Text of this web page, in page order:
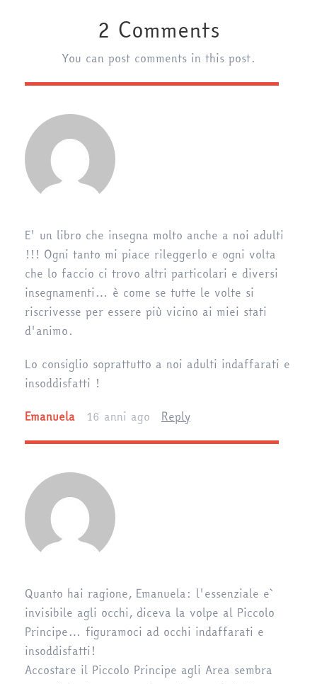
2 Comments
You can post comments in this post.
E' un libro che insegna molto anche a noi adulti
!!! Ogni tanto mi piace rileggerlo e ogni volta
che lo faccio ci trovo altri particolari e diversi
insegnamenti… è come se tutte le volte si
riscrivesse per essere più vicino ai miei stati
d'animo.
Lo consiglio soprattutto a noi adulti indaffarati e
insoddisfatti !
Emanuela
16 anni ago Reply
Quanto hai ragione, Emanuela: l'essenziale e`
invisibile agli occhi, diceva la volpe al Piccolo
Principe… figuramoci ad occhi indaffarati e
insoddisfatti!
Accostare il Piccolo Principe agli Area sembra